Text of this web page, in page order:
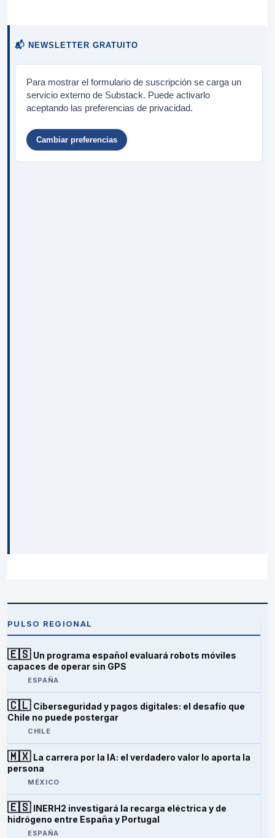
📬 NEWSLETTER GRATUITO
Para mostrar el formulario de suscripción se carga un
servicio externo de Substack. Puede activarlo
aceptando las preferencias de privacidad.
Cambiar preferencias
PULSO REGIONAL
🇪🇸 Un programa español evaluará robots móviles
capaces de operar sin GPS
ESPAÑA
🇨🇱 Ciberseguridad y pagos digitales: el desafío que
Chile no puede postergar
CHILE
🇲🇽 La carrera por la IA: el verdadero valor lo aporta la
persona
MÉXICO
🇪🇸 INERH2 investigará la recarga eléctrica y de
hidrógeno entre España y Portugal
ESPAÑA